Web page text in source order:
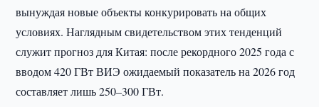
вынуждая новые объекты конкурировать на общих
условиях. Наглядным свидетельством этих тенденций
служит прогноз для Китая: после рекордного 2025 года с
вводом 420 ГВт ВИЭ ожидаемый показатель на 2026 год
составляет лишь 250–300 ГВт.